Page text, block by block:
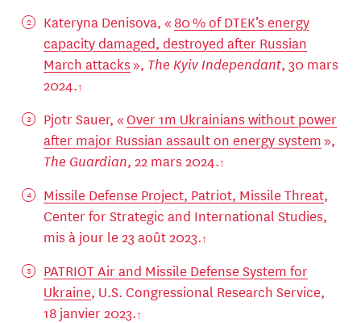
Kateryna Denisova, « 80 % of DTEK’s energy
capacity damaged, destroyed after Russian
March attacks», The Kyiv Independant, 30 mars
2024.
Pjotr Sauer, «Over 1m Ukrainians without power
after major Russian assault on energy system»,
The Guardian, 22 mars 2024.
Missile Defense Project, Patriot, Missile Threat,
Center for Strategic and International Studies,
mis à jour le 23 août 2023.
PATRIOT Air and Missile Defense System for
Ukraine, U.S. Congressional Research Service,
18 janvier 2023.